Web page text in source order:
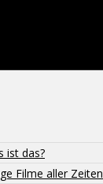
ist das?
Filme aller Zeiten